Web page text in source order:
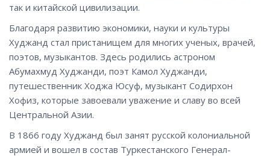
так и китайской цивилизации.
Благодаря развитию экономики, науки и культуры
Худжанд стал пристанищем для многих ученых, врачей,
поэтов, музыкантов. Здесь родились астроном
Абумахмуд Худжанди, поэт Камол Худжанди,
путешественник Ходжа Юсуф, музыкант Содирхон
Хофиз, которые завоевали уважение и славу во всей
Центральной Азии.
В 1866 году Худжанд был занят русской колониальной
армией и вошел в состав Туркестанского Генерал-